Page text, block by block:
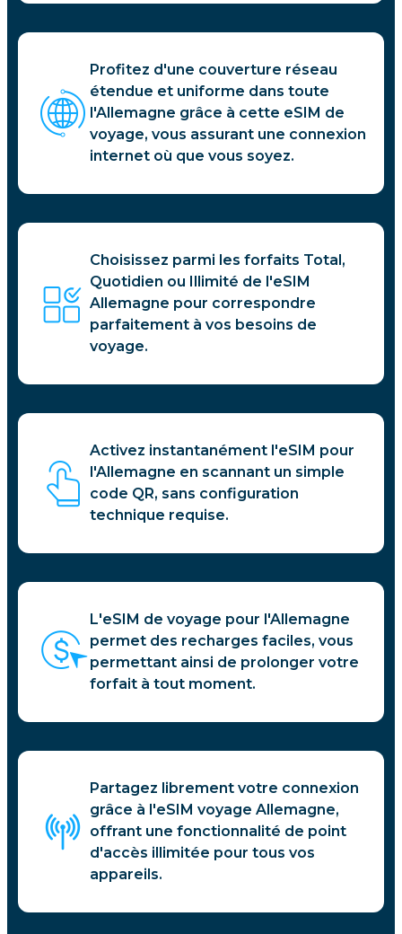
Profitez d'une couverture réseau
étendue et uniforme dans toute
l'Allemagne grâce à cette eSIM de
voyage, vous assurant une connexion
internet où que vous soyez.
Choisissez parmi les forfaits Total,
Quotidien ou Illimité de l'eSIM
Allemagne pour correspondre
parfaitement à vos besoins de
voyage.
Activez instantanément l'eSIM pour
l'Allemagne en scannant un simple
code QR, sans configuration
technique requise.
L'eSIM de voyage pour l'Allemagne
permet des recharges faciles, vous
permettant ainsi de prolonger votre
forfait à tout moment.
Partagez librement votre connexion
grâce à l'eSIM voyage Allemagne,
offrant une fonctionnalité de point
d'accès illimitée pour tous vos
appareils.